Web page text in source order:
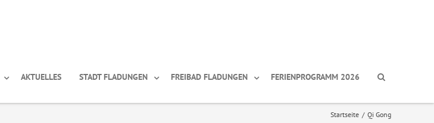
AKTUELLES STADT FLADUNGEN FREIBAD FLADUNGEN FERIENPROGRAMM 2026
Startseite / Qi Gong